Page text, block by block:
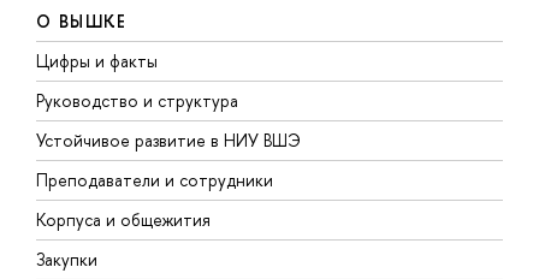
О ВЫШКЕ
Цифры и факты
Руководство и структура
Устойчивое развитие в НИУ ВШЭ
Преподаватели и сотрудники
Корпуса и общежития
Закупки